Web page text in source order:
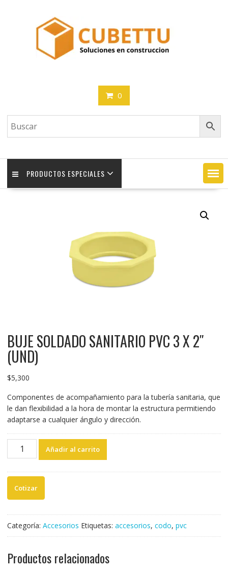
0
PRODUCTOS ESPECIALES
BUJE SOLDADO SANITARIO PVC 3 X 2″
(UND)
$5,300
Componentes de acompañamiento para la tubería sanitaria, que
le dan flexibilidad a la hora de montar la estructura permitiendo
adaptarse a cualquier ángulo y dirección.
BUJE
SOLDADO
PVC
X
(UND)
cantidad
Añadir al carrito
Categoría: Accesorios Etiquetas: accesorios, codo, pvc
Productos relacionados